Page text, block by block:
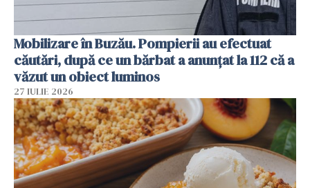
Mobilizare în Buzău. Pompierii au efectuat
căutări, după ce un bărbat a anunțat la 112 că a
văzut un obiect luminos
27 IULIE 2026